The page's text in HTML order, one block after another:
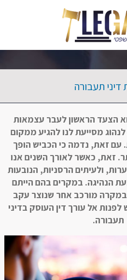
תעבורה
הצעד הראשון לעבר עצמאות
לנהוג מסייעת לנו להגיע ממקום
עם זאת, נדמה כי הכביש הופך
זאת, כאשר לאורך השנים אנו
ולעיתים הרסניות, הנובעות
הנהיגה. במקרים בהם הייתם
במקרה מורכב אחר שנוצר עקב
אל עורך דין העוסק בדיני
תעבורה.